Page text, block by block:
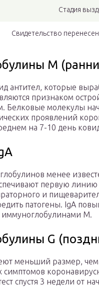
Стадия
Свидетельство
М
антител, которые
признаком
Белковые молекулы
проявлений
на 7-10 день
менее
первую линию
и
патогены. IgA
М.
G
меньший размер,
симптомов
спустя 3 недели от